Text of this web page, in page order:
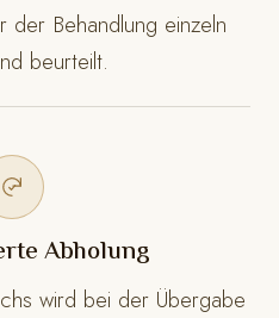
der Behandlung einzeln
beurteilt.
Abholung
wird bei der Übergabe